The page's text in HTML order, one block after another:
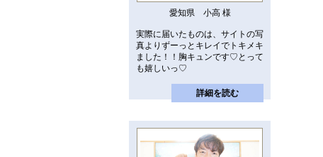
愛知県 小高 様
実際に届いたものは、サイトの写
真よりずーっとキレイでトキメキ
ました！！胸キュンです♡とって
も嬉しいっ♡
詳細を読む